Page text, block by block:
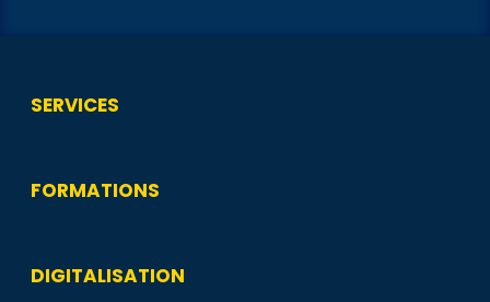
SERVICES
FORMATIONS
DIGITALISATION